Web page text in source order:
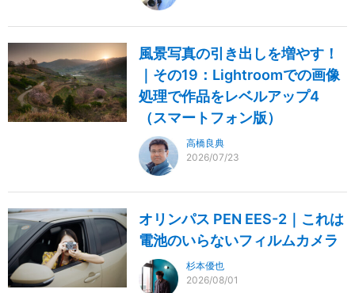
風景写真の引き出しを増やす！
｜その19：Lightroomでの画像
処理で作品をレベルアップ4
（スマートフォン版）
高橋良典
2026/07/23
オリンパス PEN EES-2｜これは
電池のいらないフィルムカメラ
杉本優也
2026/08/01